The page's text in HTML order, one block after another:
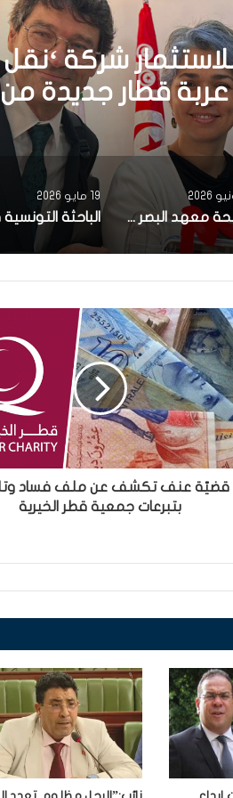
يعمل
الباحثة التونسية فاتن المولدي تنجح في الحصول على براءة اختراع في الولايات المتحدة الأمريكية، وذلك بعد ابتكارها محركاً هجيناً ثورياً
12 أبريل 2026
قضيّة عنف تكشف عن ملف فساد
بتبرعات جمعية قطر الخيرية